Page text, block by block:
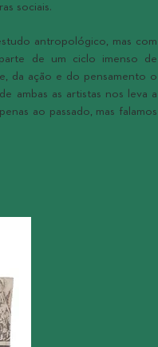
sociais.
antropológico, mas com
de um ciclo imenso de
da ação e do pensamento o
ambas as artistas nos leva a
ao passado, mas falamos